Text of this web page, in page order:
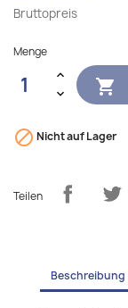
Bruttopreis
Menge

 Nicht auf Lager
Teilen
Beschreibung